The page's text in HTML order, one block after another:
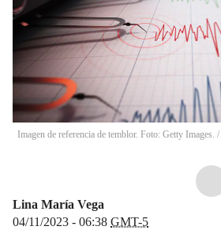
Imagen de referencia de temblor. Foto: Getty Images. /
Lina María Vega
04/11/2023 - 06:38 GMT-5